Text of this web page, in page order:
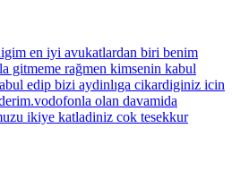
en iyi avukatlardan biri benim
gitmeme rağmen kimsenin kabul
edip bizi aydinlıga cikardiginiz icin
olan davamida
ikiye katladiniz cok tesekkur